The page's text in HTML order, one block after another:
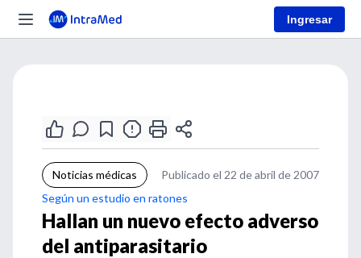
Ingresar
Noticias médicas
Publicado el 22 de abril de 2007
Según un estudio en ratones
Hallan un nuevo efecto adverso
del antiparasitario